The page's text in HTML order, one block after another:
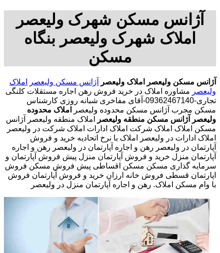
آژانس مسکن شهرک ولیعصر
املاک شهرک ولیعصر بنگاه
مسکن
آژانس مسکن ولیعصر املاک ولیعصر آژانس مسکن ولیعصر
املاک
ولیعصر مشاوره املاک در خرید فروش رهن اجاره مستقلات کلنگی
تجاری-09362467140-آقای مفاخری شبانه روزی کارشناس
مسکن مجرب آژانس مسکن محدوده ولیعصر
املاک محدوده
ولیعصر
آژانس مسکن منطقه ولیعصر
املاک منطقه ولیعصر آژانس
مسکن املاک املاک شرکت املاک ادارات املاک شرکت در ولیعصر
املاک ادارات در ولیعصر املاک با نرخ اتحادیه خرید و فروش
آپارتمان در ولیعصر رهن و اجاره آپارتمان در ولیعصر رهن و اجاره
آپارتمان منزل خرید و فروش آپارتمان منزل پیش فروش آپارتمان و
سرمایه گذاری مسکن مسکن اقساطی پیش فروش مسکن فروش
اپارتمان قسطی فروش خانه ارزان خرید و فروش آپارتمان فروش
با وام مسکن املاک. رهن و اجاره آپارتمان منزل در ولیعصر